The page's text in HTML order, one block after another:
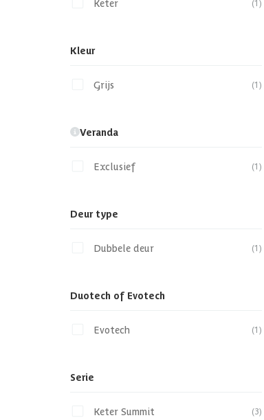
Keter (1)
Kleur
Grijs (1)
Veranda
Exclusief (1)
Deur type
Dubbele deur (1)
Duotech of Evotech
Evotech (1)
Serie
Keter Summit (3)